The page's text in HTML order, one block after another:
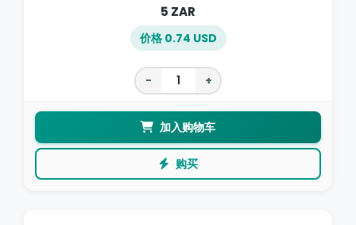
5 ZAR
价格 0.74 USD
− +
加入购物车
购买